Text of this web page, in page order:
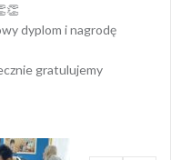
dyplom i nagrodę
gratulujemy